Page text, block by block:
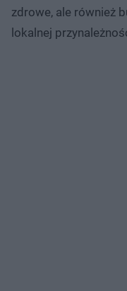
zdrowe, ale również
lokalnej